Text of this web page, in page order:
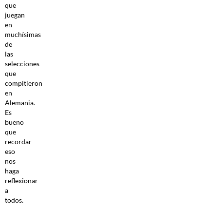
que
juegan
en
muchísimas
de
las
selecciones
que
compitieron
en
Alemania.
Es
bueno
que
recordar
eso
nos
haga
reflexionar
a
todos.